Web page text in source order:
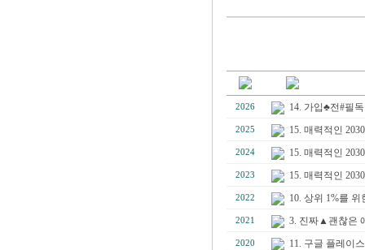
2026 14. 가입♣전#필
2025 15. 매력적인
2024 15. 매력적인
2023 15. 매력적인
2022 10. 상위 1%를
2021 3. 진짜▲괜찮은
2020 11. 구글 플레이